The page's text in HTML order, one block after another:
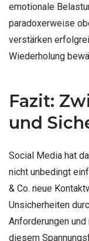
emotionale
paradoxerweise
verstärken
Wiederholung
Fazit:
und
Social Media hat
nicht unbedingt
& Co. neue
Unsicherheiten
Anforderungen
diesem